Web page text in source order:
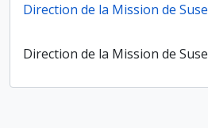
Direction de la Mission de Suse
Direction de la Mission de Suse